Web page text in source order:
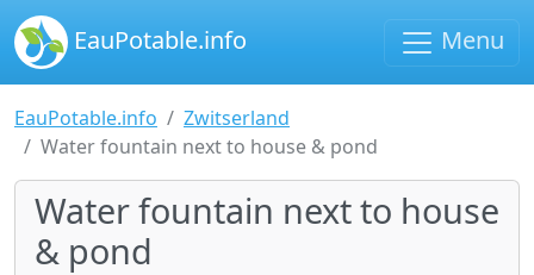
EauPotable.info Menu
EauPotable.info
Zwitserland
Water fountain next to house & pond
Water fountain next to house
& pond